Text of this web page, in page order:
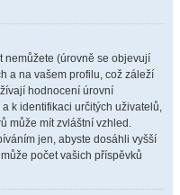
nemůžete (úrovně se objevují
a na vašem profilu, což záleží
hodnocení úrovní
k identifikaci určitých uživatelů,
může mít zvláštní vzhled.
jen, abyste dosáhli vyšší
počet vašich příspěvků